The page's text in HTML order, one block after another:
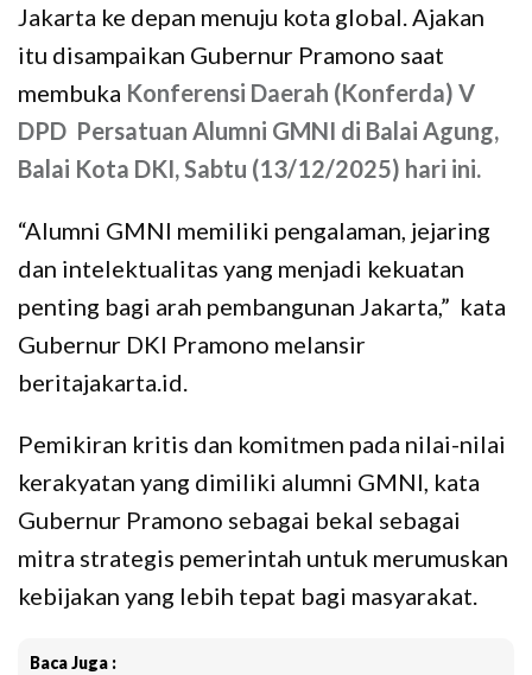
Jakarta ke depan menuju kota global. Ajakan
itu disampaikan Gubernur Pramono saat
membuka Konferensi Daerah (Konferda) V
DPD Persatuan Alumni GMNI di Balai Agung,
Balai Kota DKI, Sabtu (13/12/2025) hari ini.
“Alumni GMNI memiliki pengalaman, jejaring
dan intelektualitas yang menjadi kekuatan
penting bagi arah pembangunan Jakarta,” kata
Gubernur DKI Pramono melansir
beritajakarta.id.
Pemikiran kritis dan komitmen pada nilai-nilai
kerakyatan yang dimiliki alumni GMNI, kata
Gubernur Pramono sebagai bekal sebagai
mitra strategis pemerintah untuk merumuskan
kebijakan yang lebih tepat bagi masyarakat.
Baca Juga :